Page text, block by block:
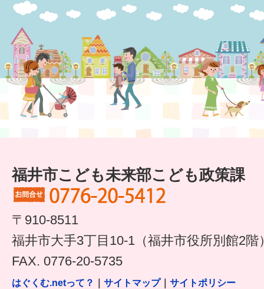
福井市こども未来部こども政策課
〒910-8511
福井市大手3丁目10-1（福井市役所別館2階
FAX. 0776-20-5735
はぐくむ.netって？ サイトマップ｜ サイトポリシー